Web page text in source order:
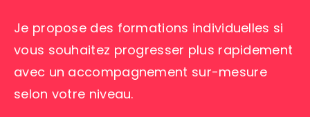
Je propose des formations individuelles si
vous souhaitez progresser plus rapidement
avec un accompagnement sur-mesure
selon votre niveau.